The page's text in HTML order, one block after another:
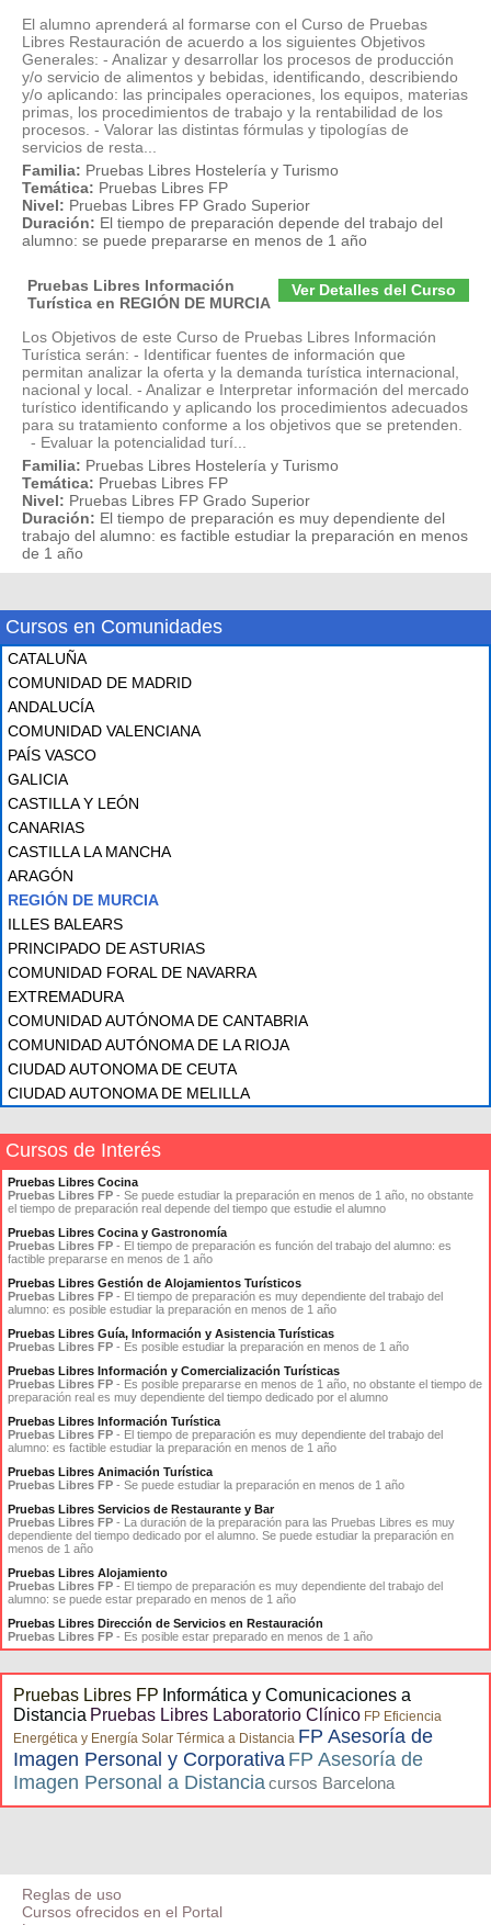
El alumno aprenderá al formarse con el Curso de Pruebas
Libres Restauración de acuerdo a los siguientes Objetivos
Generales: - Analizar y desarrollar los procesos de producción
y/o servicio de alimentos y bebidas, identificando, describiendo
y/o aplicando: las principales operaciones, los equipos, materias
primas, los procedimientos de trabajo y la rentabilidad de los
procesos. - Valorar las distintas fórmulas y tipologías de
servicios de resta...
Familia: Pruebas Libres Hostelería y Turismo
Temática: Pruebas Libres FP
Nivel: Pruebas Libres FP Grado Superior
Duración: El tiempo de preparación depende del trabajo del
alumno: se puede prepararse en menos de 1 año
Ver Detalles del Curso
Pruebas Libres Información
Turística en REGIÓN DE MURCIA
Los Objetivos de este Curso de Pruebas Libres Información
Turística serán: - Identificar fuentes de información que
permitan analizar la oferta y la demanda turística internacional,
nacional y local. - Analizar e Interpretar información del mercado
turístico identificando y aplicando los procedimientos adecuados
para su tratamiento conforme a los objetivos que se pretenden.
- Evaluar la potencialidad turí...
Familia: Pruebas Libres Hostelería y Turismo
Temática: Pruebas Libres FP
Nivel: Pruebas Libres FP Grado Superior
Duración: El tiempo de preparación es muy dependiente del
trabajo del alumno: es factible estudiar la preparación en menos
de 1 año
Cursos en Comunidades
CATALUÑA
COMUNIDAD DE MADRID
ANDALUCÍA
COMUNIDAD VALENCIANA
PAÍS VASCO
GALICIA
CASTILLA Y LEÓN
CANARIAS
CASTILLA LA MANCHA
ARAGÓN
REGIÓN DE MURCIA
ILLES BALEARS
PRINCIPADO DE ASTURIAS
COMUNIDAD FORAL DE NAVARRA
EXTREMADURA
COMUNIDAD AUTÓNOMA DE CANTABRIA
COMUNIDAD AUTÓNOMA DE LA RIOJA
CIUDAD AUTONOMA DE CEUTA
CIUDAD AUTONOMA DE MELILLA
Cursos de Interés
Pruebas Libres Cocina
Pruebas Libres FP - Se puede estudiar la preparación en menos de 1 año, no obstante
el tiempo de preparación real depende del tiempo que estudie el alumno
Pruebas Libres Cocina y Gastronomía
Pruebas Libres FP - El tiempo de preparación es función del trabajo del alumno: es
factible prepararse en menos de 1 año
Pruebas Libres Gestión de Alojamientos Turísticos
Pruebas Libres FP - El tiempo de preparación es muy dependiente del trabajo del
alumno: es posible estudiar la preparación en menos de 1 año
Pruebas Libres Guía, Información y Asistencia Turísticas
Pruebas Libres FP - Es posible estudiar la preparación en menos de 1 año
Pruebas Libres Información y Comercialización Turísticas
Pruebas Libres FP - Es posible prepararse en menos de 1 año, no obstante el tiempo de
preparación real es muy dependiente del tiempo dedicado por el alumno
Pruebas Libres Información Turística
Pruebas Libres FP - El tiempo de preparación es muy dependiente del trabajo del
alumno: es factible estudiar la preparación en menos de 1 año
Pruebas Libres Animación Turística
Pruebas Libres FP - Se puede estudiar la preparación en menos de 1 año
Pruebas Libres Servicios de Restaurante y Bar
Pruebas Libres FP - La duración de la preparación para las Pruebas Libres es muy
dependiente del tiempo dedicado por el alumno. Se puede estudiar la preparación en
menos de 1 año
Pruebas Libres Alojamiento
Pruebas Libres FP - El tiempo de preparación es muy dependiente del trabajo del
alumno: se puede estar preparado en menos de 1 año
Pruebas Libres Dirección de Servicios en Restauración
Pruebas Libres FP - Es posible estar preparado en menos de 1 año
Pruebas Libres FP Informática y Comunicaciones a
Distancia Pruebas Libres Laboratorio Clínico FP Eficiencia
Energética y Energía Solar Térmica a Distancia FP Asesoría de
Imagen Personal y Corporativa FP Asesoría de
Imagen Personal a Distanciacursos Barcelona
Reglas de uso
Cursos ofrecidos en el Portal